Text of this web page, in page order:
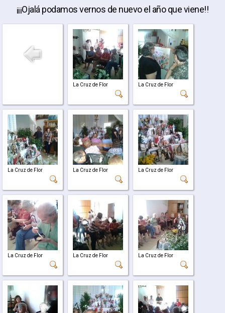
¡¡¡Ojalá podamos vernos de nuevo el año que viene!!
La Cruz de Flor La Cruz de Flor
La Cruz de Flor La Cruz de Flor La Cruz de Flor
La Cruz de Flor La Cruz de Flor La Cruz de Flor